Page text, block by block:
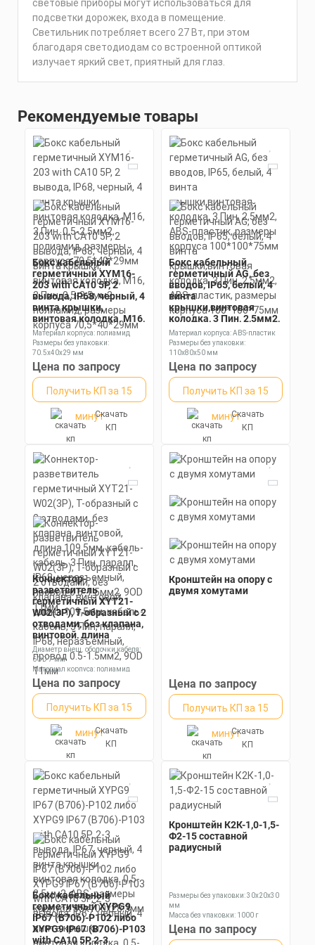
световые приборы могут использоваться для
подсветки дорожек, входа в помещение.
Светильник потребляет всего 27 Вт, при этом
благодаря светодиодам со встроенной оптикой
излучает яркий свет, приятный для глаз.
Рекомендуемые товары
Бокс кабельный
герметичный XYM16-
203 with CA10 5P, 2
вывода, IP68, черный, 4
винта крышки,
винтовая колодка, M16,
3 Пин, 0,5-2,5мм2,
полиамид, размеры
корпуса 70,5*40*29мм
Материал корпуса: полиамид
Размеры без упаковки:
70.5x40x29 мм
Степень пылевлагозащиты: IP68
Цена по запросу
Получить КП за 15
минутСкачать
КП
Бокс кабельный
герметичный AG, без
вводов, IP65, белый, 4
винта
крышки,винтовая
колодка, 3 Пин, 2,5мм2,
ABS-пластик, размеры
корпуса 100*100*75мм
Материал корпуса: ABS-пластик
Размеры без упаковки:
110х80х50 мм
Степень пылевлагозащиты: IP65
Цена по запросу
Получить КП за 15
минутСкачать
КП
Коннектор-
разветвитель
герметичный XYT21-
W02(3P), Т-образный с 2
отводами, без клапана,
винтовой, длина
109,5мм, кабель-
кабель, 3 Пин, паралл,
IP68, неразъемный,
провод 0.5-1.5мм2, 9OD
11мм
Диаметр внеш. оболочки кабеля:
6OD 7 мм
Материал корпуса: полиамид
Номинальное напряжение: 250 В
Цена по запросу
Получить КП за 15
минутСкачать
КП
Кронштейн на опору с
двумя хомутами
Цена по запросу
Получить КП за 15
минутСкачать
КП
Бокс кабельный
герметичный XYPG9
IP67 (B706)-P102 либо
XYPG9 IP67 (B706)-P103
with CA10 5P, 2-3
Кронштейн К2К-1,0-1,5-
Ф2-15 составной
радиусный
Размеры без упаковки: 30x20x30
мм
Масса без упаковки: 1000 г
Цена по запросу